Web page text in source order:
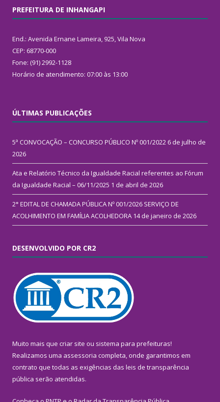
PREFEITURA DE INHANGAPI
End.: Avenida Ernane Lameira, 925, Vila Nova
CEP: 68770-000
Fone: (91) 2992-1128
Horário de atendimento: 07:00 às 13:00
ÚLTIMAS PUBLICAÇÕES
5ª CONVOCAÇÃO – CONCURSO PÚBLICO Nº 001/2022 6 de julho de
2026
Ata e Relatório Técnico da Igualdade Racial referentes ao Fórum
da Igualdade Racial – 06/11/2025 1 de abril de 2026
2° EDITAL DE CHAMADA PÚBLICA Nº 001/2026 SERVIÇO DE
ACOLHIMENTO EM FAMÍLIA ACOLHEDORA 14 de janeiro de 2026
DESENVOLVIDO POR CR2
Muito mais que criar site ou sistema para prefeituras!
Realizamos uma assessoria completa, onde garantimos em
contrato que todas as exigências das leis de transparência
pública serão atendidas.